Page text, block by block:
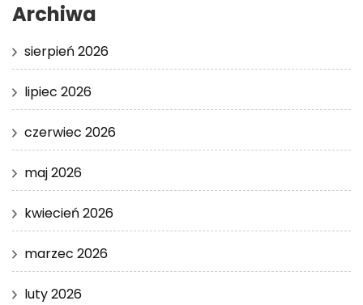
Archiwa
sierpień 2026
lipiec 2026
czerwiec 2026
maj 2026
kwiecień 2026
marzec 2026
luty 2026